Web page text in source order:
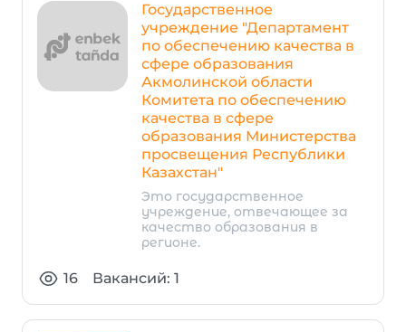
Государственное
учреждение "Департамент
по обеспечению качества в
сфере образования
Акмолинской области
Комитета по обеспечению
качества в сфере
образования Министерства
просвещения Республики
Казахстан"
Это государственное
учреждение, отвечающее за
качество образования в
регионе.
16 Вакансий: 1